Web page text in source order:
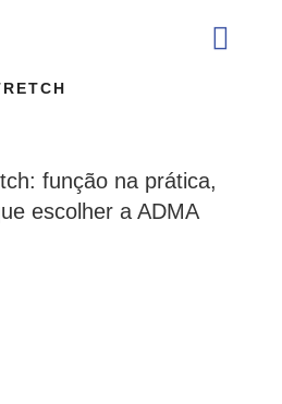
função na prática,
escolher a ADMA